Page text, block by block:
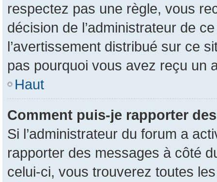
respectez pas une règle, vous
décision de l’administrateur de
l’avertissement distribué sur ce
pas pourquoi vous avez reçu un
Haut
Comment puis-je rapporter
Si l’administrateur du forum a
rapporter des messages à côté
celui-ci, vous trouverez toutes